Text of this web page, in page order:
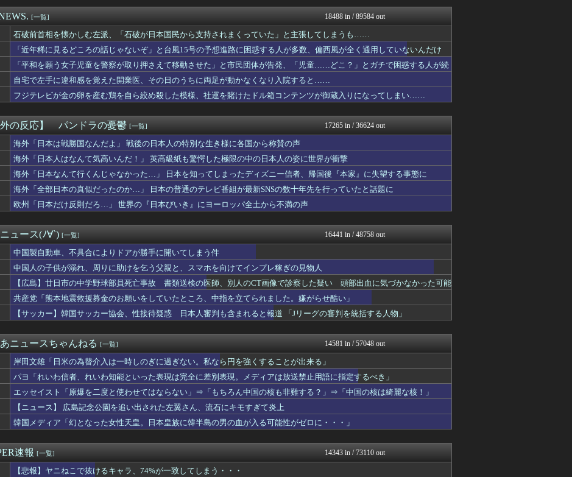
シーン」←思い浮かべたもの
げ上手の若君、2期放映中なのに全く話題にならない
おたくみくす 声優まとめ
ロテインって結局どれなの？
筋肉速報
エ口いパンツを履いたOLさん、露出してフェロモンを垂れ流しｗｗｗｗ...
えっ!?またここのサイト?
、バイク、原付、電車、バスの利用を禁止され15年物のママチャリで毎日...
はーとログ
Ｗ】あのメンツのなかでは比較的常識のあるほうなのがデュオだよね
ガンダムブログ（情報戦仕様...
イがデブでも、ジムに行って筋肉痛にならない
青バッジ、新制度で7割が収益化停止ｗｗｗ
なんJ PRIDE
日間、日本で家を留守にしていたら起きることがこちら・・・」
コリアル
月】エガちゃんから没収すべきものといえば？
ルフレch. - ファイア...
国神社、コスプレ軍装を禁止へ
車のデメリット、意外と少ない
】葛葉に対強打者がついてるのはこのバグのせいやな
Vtuberまとめるよ～ん
柏×水戸 水戸内野のGで一矢も垣田と小泉のゴールで柏が白星発進！
WorldFootball...
4女子、指用革命絆創膏を発明し世界大会で受賞ｗｗｗ
GOSSIP速報
募金中に中指がメガネに当たった？物理的に不可能と大爆笑
モッコスヌ〜ン
】廻天もなんかいよいよって感じしてきたなー
まどドラまとめ速報 魔法少...
ン様はあくまでチョロいでエッチしたいキャラ【画像】
スプレ治療❤
ニュー速VIPブログ(`･...
藤慎太郎八段が伊藤匠二冠に勝利し準決勝進出 伊藤匠二冠はJT杯出場...
キロ男性「彼女作るために全力で痩せてムキムキマッチョになるぞ！」...
俗嬢「あと30分だ…もう1回する？」ワイ「あ、いいっす」wwww
バズッター速報
若君 第16話 感想：絶体絶命の若様のピンチに駆けつける信濃仮面！
アニメつぶやき速報‼︎
破さんは世界でも珍しい、国民による石破辞めるなデモが自然発生した総理...
まとめたニュース
初の準優進出目前も「一回希望」で賞典除外
やみ速@なんJ西武まとめ
が竹島周辺の日本EEZ内で調査か、ワイヤのようなもの海中に投入…外務...
軍事・ミリタリー速報☆彡
みの精製油3万トンがロシア行き…異例の取引 ロイター報道
キムチ速報
髪JKのプリケツ、レベチｗｗｗ
じわ速 芸能ニュースまとめ
ゃん、いろんな国を回ってたｗ【乃木坂46】
坂道情報通～乃木坂46まと...
ニアのスイカ、あまりにも薄過ぎるｗｗｗｗｗ
NEWSぽけまとめーる
トリコ」新作グッズ、小松の顔が別人すぎて炎上ｗｗｗｗｗｗｗｗｗｗｗ
なんJ PRIDE
国の水球選手、お尻丸出しでも気にしない
アナ速‐女子アナ画像速報
クが去ったわね
育児板拾い読み
スト100cmの新人グラドル、衝撃の限界露出wwwwwww三園響子、...
セブンにイケメン棋士が6名登場⁉
将棋まとめた@２ｃｈ
国人受け入れ反対｣が大幅増加 若い世代で増加幅が大きく｢日本社会に...
理想ちゃんねる
K1王者の久保優太、『電撃発表』キタァアアアアアーーーーーー！！
NEWSまとめもりー｜2c...
フルエンサーさん、アンチから理不尽な要求をされる
ゴールデンタイムズ
ュース】AKB48、新曲MVが800万回突破で破竹の勢い「いい波が来...
[一覧] 18488 in / 89584 out
石破前首相を懐かしむ左派、「石破が日本国民から支持されまくっていた」と主張してしまうも……
「近年稀に見るどころの話じゃないぞ」と台風15号の予想進路に困惑する人が多数、偏西風が全く通用していないんだけ
ど……
「平和を願う女子児童を警察が取り押さえて移動させた」と市民団体が告発、「児童……どこ？」とガチで困惑する人が続
出
自宅で左手に違和感を覚えた開業医、その日のうちに両足が動かなくなり入院すると……
フジテレビが金の卵を産む鶏を自ら絞め殺した模様、社運を賭けたドル箱コンテンツが御蔵入りになってしまい……
外の反応】 パンドラの憂鬱 [一覧] 17265 in / 36624 out
海外「日本は戦勝国なんだよ」 戦後の日本人の特別な生き様に各国から称賛の声
海外「日本人はなんて気高いんだ！」 英高級紙も驚愕した極限の中の日本人の姿に世界が衝撃
海外「日本なんて行くんじゃなかった…」 日本を知ってしまったディズニー信者、帰国後『本家』に失望する事態に
海外「全部日本の真似だったのか…」 日本の普通のテレビ番組が最新SNSの数十年先を行っていたと話題に
欧州「日本だけ反則だろ…」 世界の『日本びいき』にヨーロッパ全土から不満の声
ュース(ﾉ∀`) [一覧] 16441 in / 48758 out
中国製自動車、不具合によりドアが勝手に開いてしまう件
中国人の子供が溺れ、周りに助けを乞う父親と、スマホを向けてインプレ稼ぎの見物人
【広島】廿日市の中学野球部員死亡事故 書類送検の医師、別人のCT画像で診察した疑い 頭部出血に気づかなかった可能
性
共産党「熊本地震救援募金のお願いをしていたところ、中指を立てられました。嫌がらせ酷い」
【サッカー】韓国サッカー協会、性接待疑惑 日本人審判も含まれると報道 「Jリーグの審判を統括する人物」
ニュースちゃんねる [一覧] 14581 in / 57048 out
岸田文雄「日米の為替介入は一時しのぎに過ぎない。私なら円を強くすることが出来る」
パヨ「れいわ信者、れいわ知能といった表現は完全に差別表現。メディアは放送禁止用語に指定するべき」
エッセイスト「原爆を二度と使わせてはならない」⇒「もちろん中国の核も非難する？」⇒「中国の核は綺麗な核！」
【ニュース】 広島記念公園を追い出された左翼さん、流石にキモすぎて炎上
韓国メディア「幻となった女性天皇。日本皇族に韓半島の男の血が入る可能性がゼロに・・・」
速報 [一覧] 14343 in / 73110 out
【悲報】ヤニねこで抜けるキャラ、74%が一致してしまう・・・